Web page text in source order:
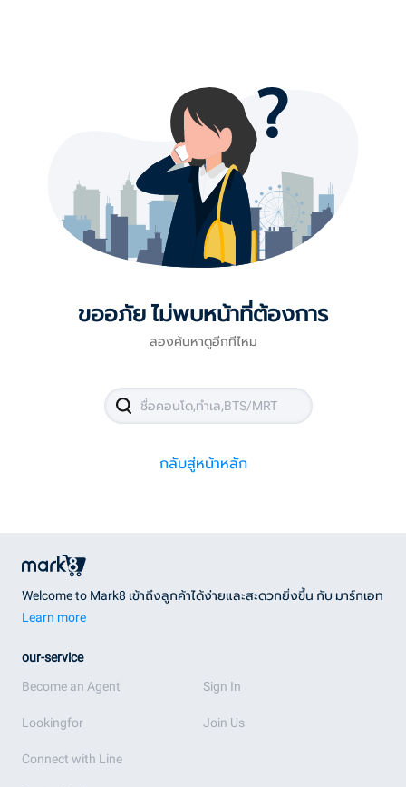
ขออภัย ไม่พบหน้าที่ต้องการ
ลองค้นหาดูอีกทีไหม
กลับสู่หน้าหลัก
Welcome to Mark8 เข้าถึงลูกค้าได้ง่ายและสะดวกยิ่งขึ้น กับ มาร์กเอท
Learn more
our-service
Become an Agent
Lookingfor
Connect with Line
Sign In
Join Us